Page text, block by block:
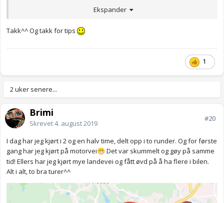
November 11, 2018 av Sliten&kjørt51
Ekspander
Takk^^ Og takk for tips
1
2 uker senere...
Brimi
Skrevet4. august 2019
#20
I dag har jeg kjørt i 2 og en halv time, delt opp i to runder. Og for første
gang har jeg kjørt på motorvei😁 Det var skummelt og gøy på samme
tid! Ellers har jeg kjørt mye landevei og fått øvd på å ha flere i bilen.
Alt i alt, to bra turer^^